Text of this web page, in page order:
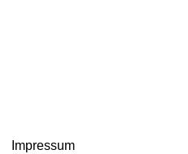
Impressum